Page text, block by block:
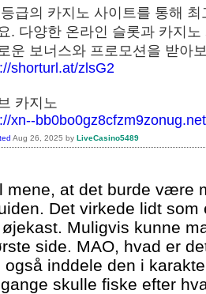
급의 카지노 사이트를 통해
. 다양한 온라인 슬롯과 카지
로운 보너스와 프로모션
shorturl.at/zlsG2
카지노
xn--bb0bo0gz8cfzm9zonug.net
Aug 26, 2025 by LiveCasino5489
mene, at det burde være
Det virkede lidt
Muligvis kunne
side. MAO, hvad er
også inddele den i
skulle fiske efter